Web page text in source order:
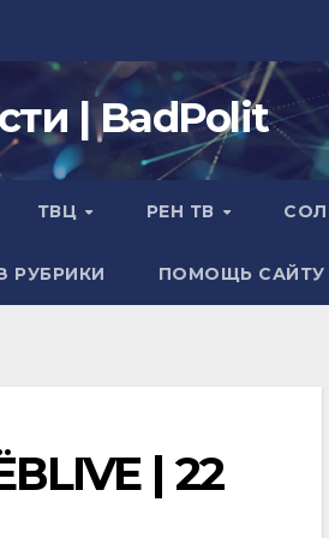
| BadPolit
ТВЦ РЕН ТВ
РУБРИКИ ПОМОЩЬ САЙТУ
| 22